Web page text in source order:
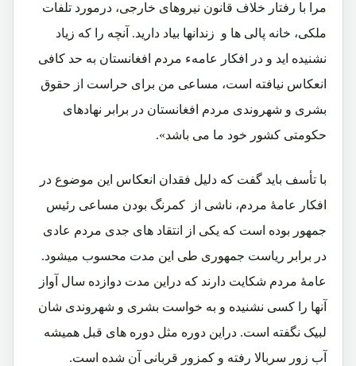
مرا با رفتار خلاف قانون نيروهاى خارجى، درمورد تلفات
ملكى، خانه پالى ها و زندانها بياد داريد. آنچه را که زیاد
نشنیده اید و در افكار عامهء مردم افغانستان به حد كافى
انعكاس نيافته است، مساعى من براى حراست از حقوق
بشرى و شهروندى مردم افغانستان در برابر نهادهاى
حکومتی كشور خود ما مى باشد».
با تأسف باید گفت که دلیل فقدان انعکاس این موضوع در
افکار عامۀ مردم، ناشی از کمرنگ بودن مساعی رئیس
جمهور بوده است که یکی از انتقاد های جدی مردم عادی
در برابر ریاست جمهوری طی این مدت محسوب میشود.
عامۀ مردم شکایت دارند که دراین مدت دوازده سال آواز
آنها را کسی نشنیده و به خواست بشری و شهروندی شان
لبیک نگفته است. دراین دوره مثل دوره های قبل همیشه
آب زور سربالا رفته و کمزور قربانی آن شده است.